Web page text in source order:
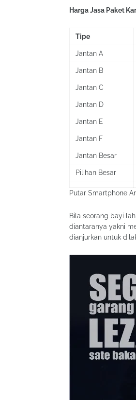
Harga Jasa Paket
Tipe
Jantan A
Jantan B
Jantan C
Jantan D
Jantan E
Jantan F
Jantan Besar
Pilihan Besar
Putar Smartphone
Bila seorang bayi
diantaranya yakni
dianjurkan untuk